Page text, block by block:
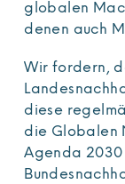
globalen
denen auch
Wir fordern,
diese
die Globalen
Agenda